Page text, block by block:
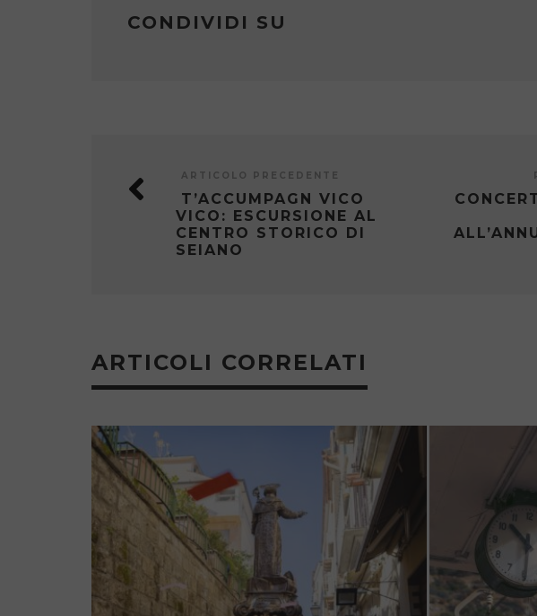
CONDIVIDI SU
ARTICOLO PRECEDENTE
T’ACCUMPAGN VICO
VICO: ESCURSIONE AL
CENTRO STORICO DI
SEIANO
ARTICOLI CORRELATI